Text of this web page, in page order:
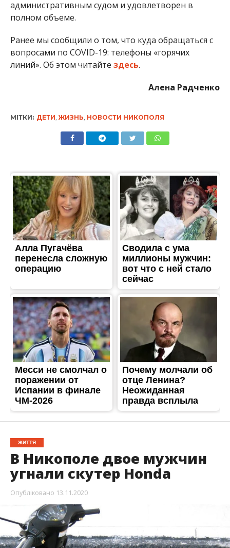
административным судом и удовлетворен в
полном объеме.
Ранее мы сообщили о том, что куда обращаться с
вопросами по COVID-19: телефоны «горячих
линий». Об этом читайте здесь.
Алена Радченко
МІТКИ: ДЕТИ ЖИЗНЬ НОВОСТИ НИКОПОЛЯ
ЖИТТЯ
В Никополе двое мужчин
угнали скутер Honda
Опубліковано 13.11.2020